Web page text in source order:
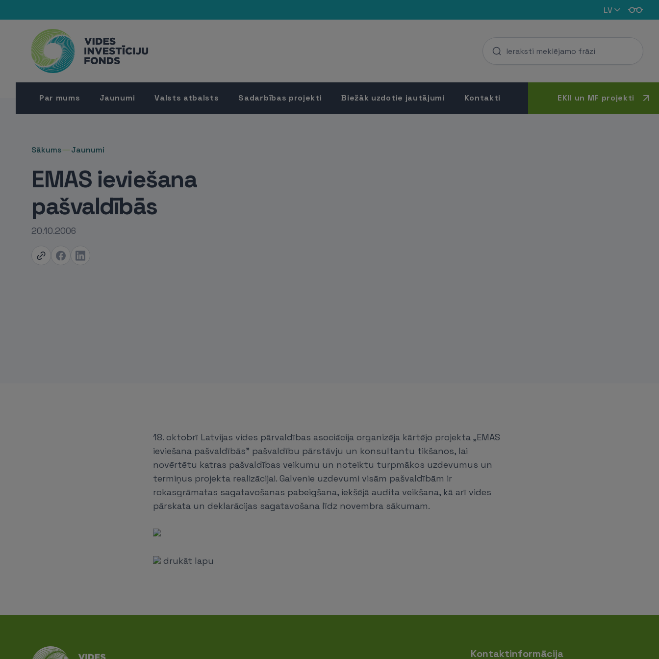
LV
Par mums Jaunumi Valsts atbalsts Sadarbības projekti Biežāk uzdotie jautājumi Kontakti EKII un MF projekti
Sākums Jaunumi
EMAS ieviešana
pašvaldībās
20.10.2006
18. oktobrī Latvijas vides pārvaldības asociācija organizēja kārtējo projekta „EMAS
ieviešana pašvaldībās” pašvaldību pārstāvju un konsultantu tikšanos, lai
novērtētu katras pašvaldības veikumu un noteiktu turpmākos uzdevumus un
termiņus projekta realizācijai. Galvenie uzdevumi visām pašvaldībām ir
rokasgrāmatas sagatavošanas pabeigšana, iekšējā audita veikšana, kā arī vides
pārskata un deklarācijas sagatavošana līdz novembra sākumam.
drukāt lapu
Kontaktinformācija